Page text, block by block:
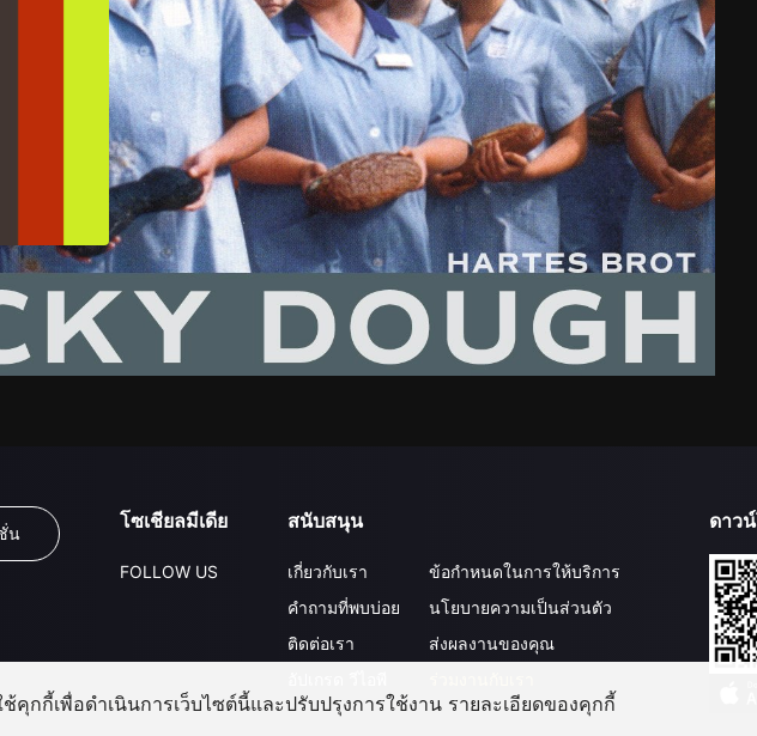
น
โซเชียลมีเดีย
FOLLOW US
สนับสนุน
เกี่ยวกับเรา
คำถามที่พบบ่อย
ติดต่อเรา
ข้อกำหนดในการให้บริการ
นโยบายความเป็นส่วนตัว
ส่งผลงานของคุณ
ดาว
ช้คุกกี้เพื่อดำเนินการเว็บไซต์นี้และปรับปรุงการใช้งาน รายละเอียดของคุกกี้